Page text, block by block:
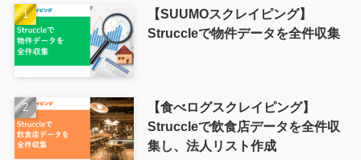
【SUUMOスクレイピング】
Struccleで物件データを全件収集
【食べログスクレイピング】
Struccleで飲食店データを全件収
集し、法人リスト作成